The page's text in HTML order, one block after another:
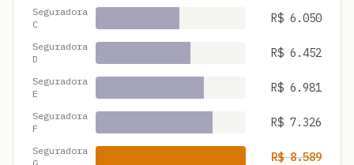
Seguradora
C
R$ 6.050
Seguradora
D
R$ 6.452
Seguradora
E
R$ 6.981
Seguradora
F
R$ 7.326
Seguradora
R$8.589